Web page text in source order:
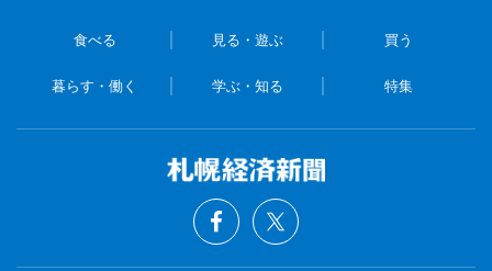
食べる 見る・遊ぶ 買う
暮らす・働く 学ぶ・知る 特集